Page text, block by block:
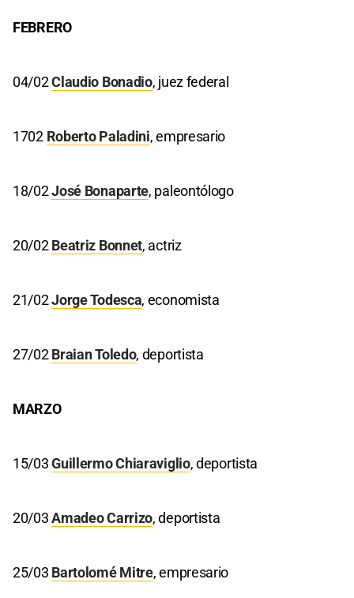
FEBRERO
04/02Claudio Bonadio, juez federal
1702 Roberto Paladini, empresario
18/02José Bonaparte, paleontólogo
20/02Beatriz Bonnet, actriz
21/02Jorge Todesca, economista
27/02Braian Toledo, deportista
MARZO
15/03Guillermo Chiaraviglio, deportista
20/03Amadeo Carrizo, deportista
25/03 Bartolomé Mitre, empresario